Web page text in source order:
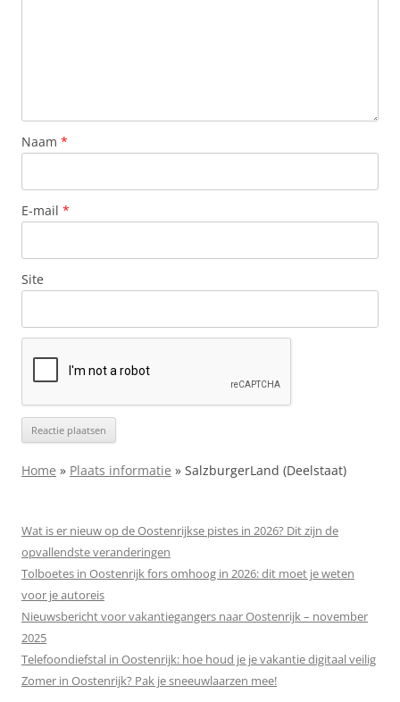
Naam *
E-mail *
Site
Home » Plaats informatie » SalzburgerLand (Deelstaat)
Wat is er nieuw op de Oostenrijkse pistes in 2026? Dit zijn de
opvallendste veranderingen
Tolboetes in Oostenrijk fors omhoog in 2026: dit moet je weten
voor je autoreis
Nieuwsbericht voor vakantiegangers naar Oostenrijk – november
2025
Telefoondiefstal in Oostenrijk: hoe houd je je vakantie digitaal veilig
Zomer in Oostenrijk? Pak je sneeuwlaarzen mee!